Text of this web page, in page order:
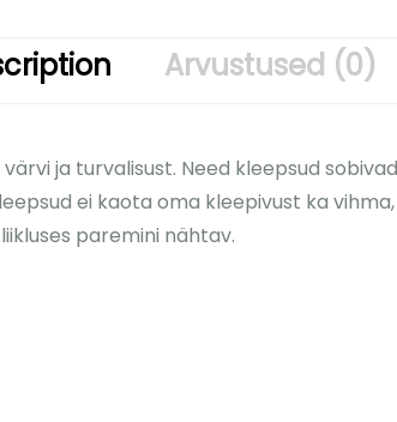
Arvustused (0)
ja turvalisust. Need kleepsud
ei kaota oma kleepivust ka
paremini nähtav.